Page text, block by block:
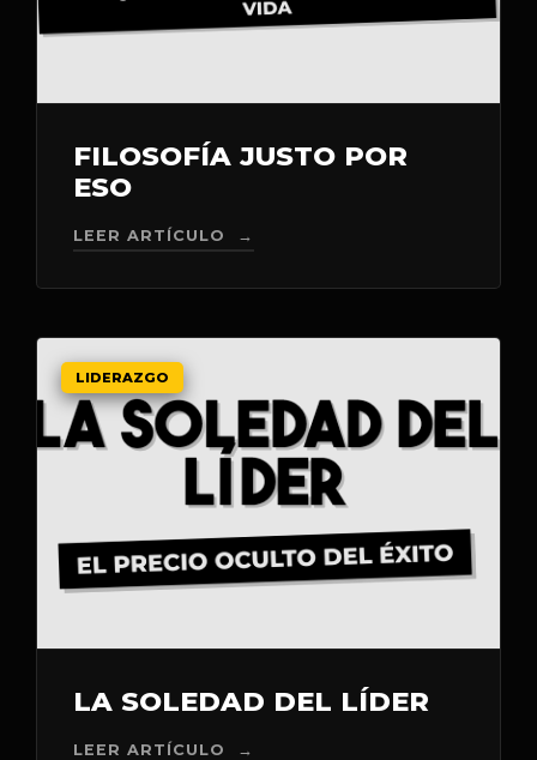
FILOSOFÍA JUSTO POR
ESO
LEER ARTÍCULO →
LIDERAZGO
LA SOLEDAD DEL LÍDER
LEER ARTÍCULO →